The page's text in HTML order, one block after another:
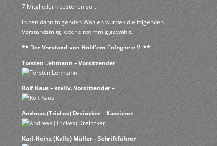
7 Mitgliedern bestehen soll.
In den dann folgenden Wahlen wurden die folgenden
Vorstandsmitglieder einstimmig gewählt.
** Der Vorstand von Hold’em Cologne e.V. **
Torsten Lehmann – Vorsitzender
Rolf Kaus – stellv. Vorsitzender –
Andreas (Trickes) Dreiocker – Kassierer
Karl-Heinz (Kalle) Müller – Schriftführer